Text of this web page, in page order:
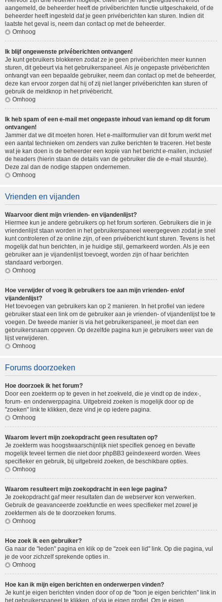
aangemeld, de beheerder heeft de privéberichten functie uitgeschakeld, of de
beheerder heeft ingesteld dat je geen privéberichten kan sturen. Indien dit
laatste het geval is, neem dan contact op met de beheerder.
Omhoog
Ik blijf ongewenste privéberichten ontvangen!
Je kunt gebruikers blokkeren zodat ze je geen privéberichten meer kunnen
sturen, dit gebeurt via het gebruikerspaneel. Als je ongepaste privéberichten
ontvangt van een bepaalde gebruiker, neem dan contact op met de beheerder,
deze kan ervoor zorgen dat hij of zij niet langer privéberichten kan sturen of
gebruik de meldknop in het privébericht.
Omhoog
Ik heb spam of een e-mail met ongepaste inhoud van iemand op dit forum
ontvangen!
Jammer dat we dit moeten horen. Het e-mailformulier van dit forum werkt met
een aantal technieken om zenders van zulke berichten te traceren. Het beste
wat je kan doen is de beheerder een kopie van het bericht e-mailen, inclusief
de headers (hierin staan de details van de gebruiker die de e-mail stuurde).
Deze zal dan de nodige stappen ondernemen.
Omhoog
Vrienden en vijanden
Waarvoor dient mijn vrienden- en vijandenlijst?
Hiermee kun je andere gebruikers op het forum sorteren. Gebruikers die in je
vriendenlijst staan worden in het gebruikerspaneel weergegeven zodat je snel
kunt controleren of ze online zijn, of een privébericht kunt sturen. Tevens is het
mogelijk dat hun berichten, in je huidige stijl, gemarkeerd worden. Als je een
gebruiker aan je vijandenlijst toevoegt, worden zijn of haar berichten
standaard verborgen.
Omhoog
Hoe verwijder of voeg ik gebruikers toe aan mijn vrienden- en/of
vijandenlijst?
Het toevoegen van gebruikers kan op 2 manieren. In het profiel van iedere
gebruiker staat een link om de gebruiker aan je vrienden- of vijandenlijst toe te
voegen. De tweede manier is via het gebruikerspaneel, je moet dan een
gebruikersnaam opgeven. Op dezelfde pagina kun je gebruikers weer van de
lijst verwijderen.
Omhoog
Forums doorzoeken
Hoe doorzoek ik het forum?
Door een zoekterm op te geven in het zoekveld, die je vindt op de index-,
forum- en onderwerppagina. Uitgebreid zoeken is mogelijk door op de
"zoeken" link te klikken, deze vind je op iedere pagina.
Omhoog
Waarom levert mijn zoekopdracht geen resultaten op?
Je zoekterm was hoogstwaarschijnlijk niet specifiek genoeg en bevatte
mogelijk teveel termen die niet door phpBB3 geïndexeerd worden. Wees
specifieker en gebruik, bij uitgebreid zoeken, de beschikbare opties.
Omhoog
Waarom resulteert mijn zoekopdracht in een lege pagina?
Je zoekopdracht gaf meer resultaten dan de webserver kon verwerken.
Gebruik de geavanceerde zoekfunctie en wees specifieker met zowel je
zoektermen als de te doorzoeken forums.
Omhoog
Hoe zoek ik een gebruiker?
Ga naar de "leden" pagina en klik op de "zoek een lid" link. Op die pagina, vul
je de voor zichzelf sprekende opties in.
Omhoog
Hoe kan ik mijn eigen berichten en onderwerpen vinden?
Je kunt je eigen berichten vinden door of op de "toon je eigen berichten" link in